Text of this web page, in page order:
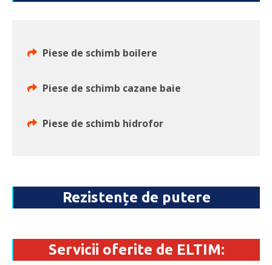
Piese de schimb boilere
Piese de schimb cazane baie
Piese de schimb hidrofor
Rezistențe de putere
Servicii oferite de ELTIM: